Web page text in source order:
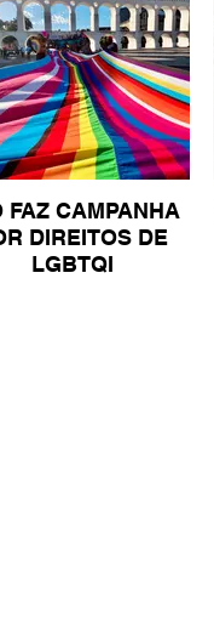
FAZ CAMPANHA
DIREITOS DE
LGBTQI